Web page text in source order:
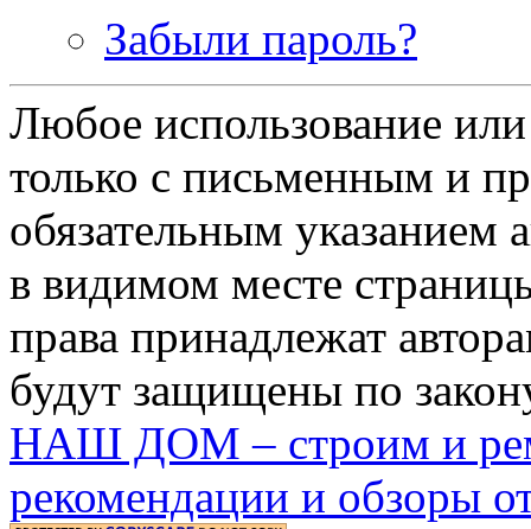
Забыли пароль?
Любое использование
только с письменным и
обязательным указанием
в видимом месте
права принадлежат
будут защищены по
НАШ ДОМ – строим и
рекомендации и обзоры